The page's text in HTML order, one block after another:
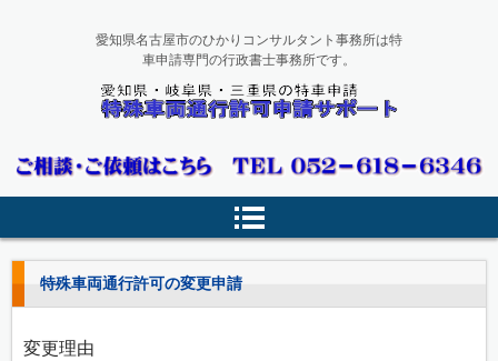
特殊車両通行許可申請サポート
愛知県名古屋市のひかりコンサルタント事務所は特
車申請専門の行政書士事務所です。
特殊車両通行許可の変更申請
変更理由